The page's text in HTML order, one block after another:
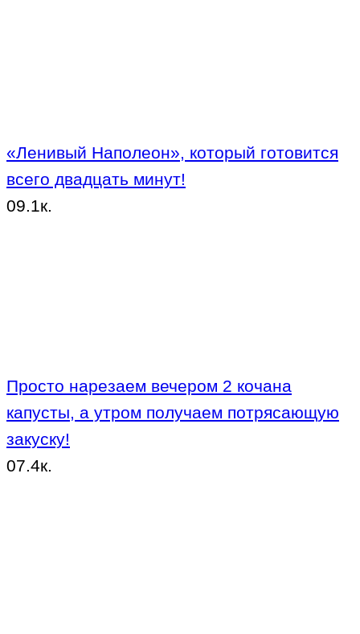
«Ленивый Наполеон», который готовится
всего двадцать минут!
09.1к.
Просто нарезаем вечером 2 кочана
капусты, а утром получаем потрясающую
закуску!
07.4к.